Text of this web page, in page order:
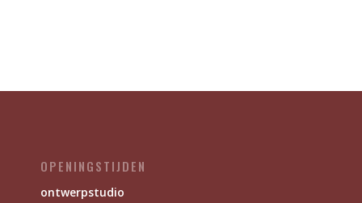
OPENINGSTIJDEN
ontwerpstudio